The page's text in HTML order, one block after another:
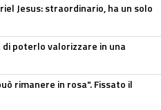
Jesus: straordinario, ha un solo
di poterlo valorizzare in una
rimanere in rosa". Fissato il